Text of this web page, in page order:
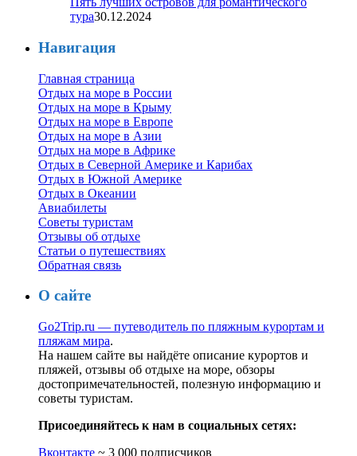
тура30.12.2024
Навигация
Главная страница
Отдых на море в России
Отдых на море в Крыму
Отдых на море в Европе
Отдых на море в Азии
Отдых на море в Африке
Отдых в Северной Америке и Карибах
Отдых в Южной Америке
Отдых в Океании
Авиабилеты
Советы туристам
Отзывы об отдыхе
Статьи о путешествиях
Обратная связь
О сайте
Go2Trip.ru — путеводитель по пляжным курортам и
пляжам мира.
На нашем сайте вы найдёте описание курортов и
пляжей, отзывы об отдыхе на море, обзоры
достопримечательностей, полезную информацию и
советы туристам.
Присоединяйтесь к нам в социальных сетях:
Вконтакте ~ 3 000 подписчиков